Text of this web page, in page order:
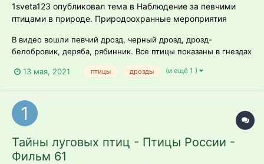
1sveta123 опубликовал тема в Наблюдение за певчими
птицами в природе. Природоохранные мероприятия
В видео вошли певчий дрозд, черный дрозд, дрозд-
белобровик, деряба, рябинник. Все птицы показаны в гнездах
13 мая, 2021
птицы дрозды (и ещё 1 )
Тайны луговых птиц - Птицы России -
Фильм 61